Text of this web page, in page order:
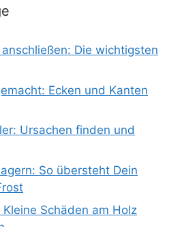
Die wichtigsten
Ecken und Kanten
Ursachen finden und
So übersteht Dein
Schäden am Holz